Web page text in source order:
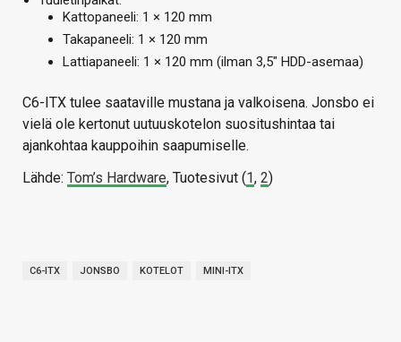
Kattopaneeli: 1 × 120 mm
Takapaneeli: 1 × 120 mm
Lattiapaneeli: 1 × 120 mm (ilman 3,5″ HDD-asemaa)
C6-ITX tulee saataville mustana ja valkoisena. Jonsbo ei
vielä ole kertonut uutuuskotelon suositushintaa tai
ajankohtaa kauppoihin saapumiselle.
Lähde: Tom’s Hardware, Tuotesivut (1, 2)
C6-ITX JONSBO KOTELOT MINI-ITX